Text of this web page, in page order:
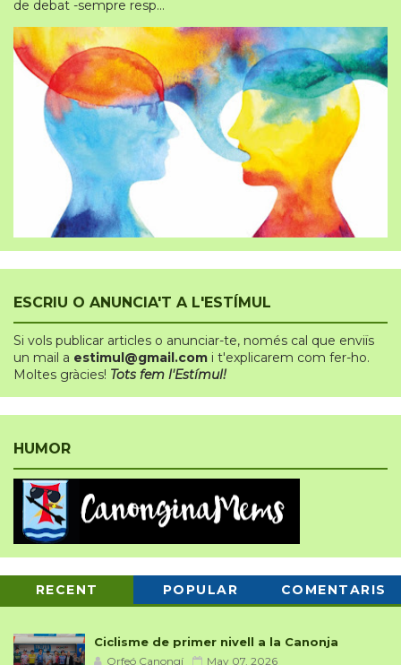
de debat -sempre resp...
ESCRIU O ANUNCIA'T A L'ESTÍMUL
Si vols publicar articles o anunciar-te, només cal que enviïs
un mail a estimul@gmail.com i t'explicarem com fer-ho.
Moltes gràcies! Tots fem l'Estímul!
HUMOR
RECENT POPULAR COMENTARIS
Ciclisme de primer nivell a la Canonja
Orfeó Canongí May 07, 2026